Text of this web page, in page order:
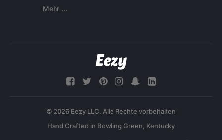
Mehr ...
© 2026 Eezy LLC. Alle Rechte vorbehalten